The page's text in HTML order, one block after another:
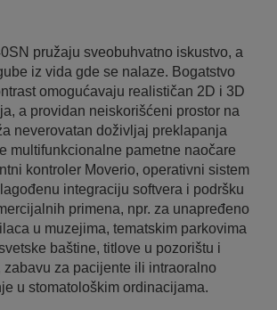
pružaju sveobuhvatno iskustvo, a
iz vida gde se nalaze. Bogatstvo
omogućavaju realističan 2D i 3D
a providan neiskorišćeni prostor na
neverovatan doživljaj preklapanja
multifunkcionalne pametne naočare
kontroler Moverio, operativni sistem
integraciju softvera i podršku
primena, npr. za unapređeno
u muzejima, tematskim parkovima
baštine, titlove u pozorištu i
zabavu za pacijente ili intraoralno
u stomatološkim ordinacijama.